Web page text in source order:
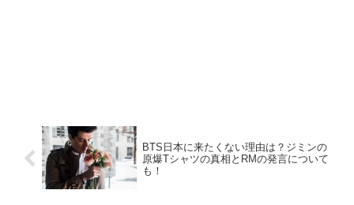
BTS日本に来たくない理由は？ジミンの
原爆Tシャツの真相とRMの発言について
も！